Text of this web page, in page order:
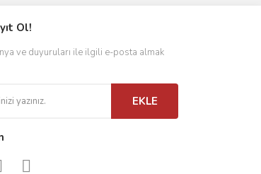
Ol!
ve duyuruları ile ilgili e-posta almak
EKLE